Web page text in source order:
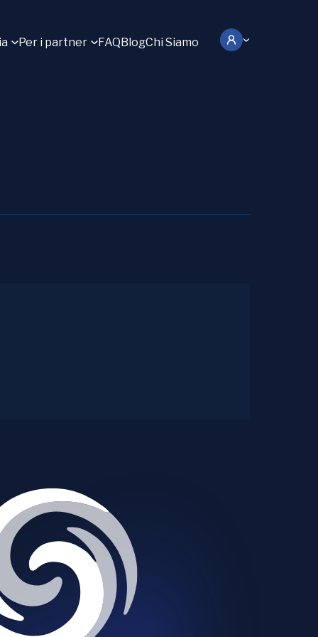
Per i partner FAQBlogChi Siamo